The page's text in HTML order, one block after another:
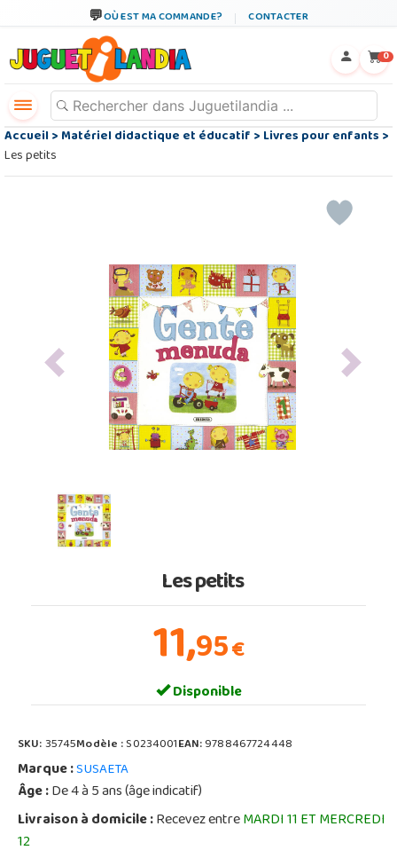
OÙ EST MA COMMANDE? CONTACTER
0
Accueil>Matériel didactique et éducatif>Livres pour enfants>
Les petits
Previous Next
Les petits
11,95€
Disponible
SKU:35745Modèle :S0234001EAN:9788467724448
Marque :SUSAETA
Âge :De 4 à 5 ans (âge indicatif)
Livraison à domicile :Recevez entreMARDI 11 ET MERCREDI
12